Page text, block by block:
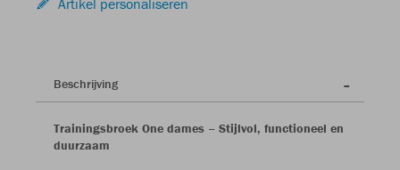
Artikel personaliseren
Beschrijving
Trainingsbroek One dames – Stijlvol, functioneel en
duurzaam